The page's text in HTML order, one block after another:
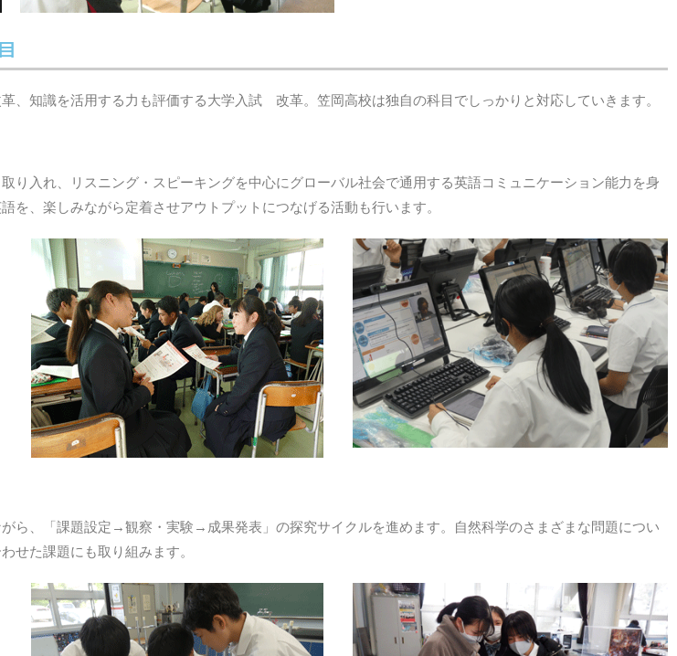
、知識を活用する力も評価する大学入試 改革。笠岡高校は独自の科目でしっかりと対応していきます。
り入れ、リスニング・スピーキングを中心にグローバル社会で通用する英語コミュニケーション能力を身
を、楽しみながら定着させアウトプットにつなげる活動も行います。
ら、「課題設定→観察・実験→成果発表」の探究サイクルを進めます。自然科学のさまざまな問題につい
せた課題にも取り組みます。